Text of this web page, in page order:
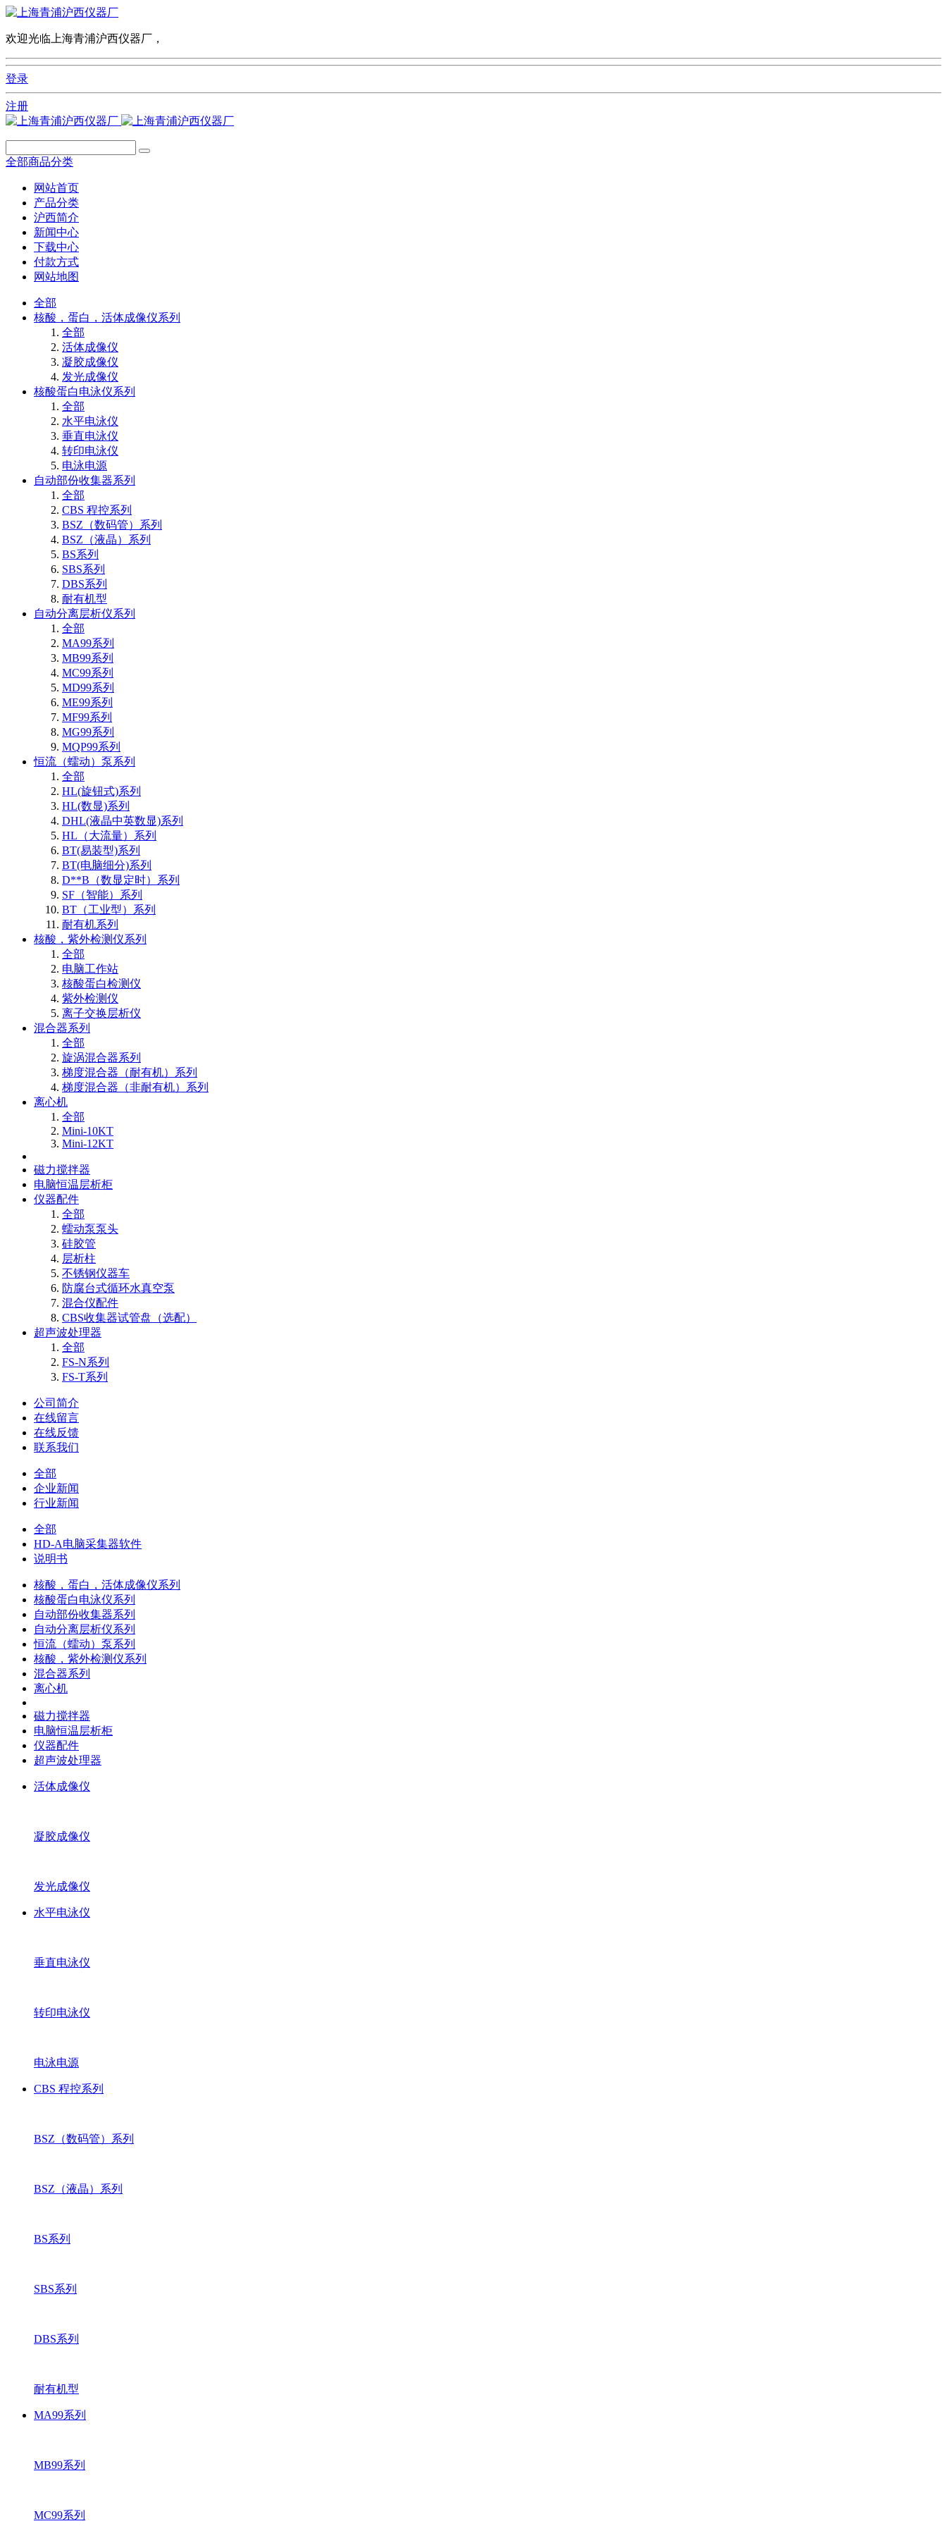
欢迎光临上海青浦沪西仪器厂，
登录
注册
全部商品分类
网站首页
产品分类
沪西简介
新闻中心
下载中心
付款方式
网站地图
全部
核酸，蛋白，活体成像仪系列
全部
活体成像仪
凝胶成像仪
发光成像仪
核酸蛋白电泳仪系列
全部
水平电泳仪
垂直电泳仪
转印电泳仪
电泳电源
自动部份收集器系列
全部
CBS 程控系列
BSZ（数码管）系列
BSZ（液晶）系列
BS系列
SBS系列
DBS系列
耐有机型
自动分离层析仪系列
全部
MA99系列
MB99系列
MC99系列
MD99系列
ME99系列
MF99系列
MG99系列
MQP99系列
恒流（蠕动）泵系列
全部
HL(旋钮式)系列
HL(数显)系列
DHL(液晶中英数显)系列
HL（大流量）系列
BT(易装型)系列
BT(电脑细分)系列
D**B（数显定时）系列
SF（智能）系列
BT（工业型）系列
耐有机系列
核酸，紫外检测仪系列
全部
电脑工作站
核酸蛋白检测仪
紫外检测仪
离子交换层析仪
混合器系列
全部
旋涡混合器系列
梯度混合器（耐有机）系列
梯度混合器（非耐有机）系列
离心机
全部
Mini-10KT
Mini-12KT
磁力搅拌器
电脑恒温层析柜
仪器配件
全部
蠕动泵泵头
硅胶管
层析柱
不锈钢仪器车
防腐台式循环水真空泵
混合仪配件
CBS收集器试管盘（选配）
超声波处理器
全部
FS-N系列
FS-T系列
公司简介
在线留言
在线反馈
联系我们
全部
企业新闻
行业新闻
全部
HD-A电脑采集器软件
说明书
核酸，蛋白，活体成像仪系列
核酸蛋白电泳仪系列
自动部份收集器系列
自动分离层析仪系列
恒流（蠕动）泵系列
核酸，紫外检测仪系列
混合器系列
离心机
磁力搅拌器
电脑恒温层析柜
仪器配件
超声波处理器
活体成像仪
凝胶成像仪
发光成像仪
水平电泳仪
垂直电泳仪
转印电泳仪
电泳电源
CBS 程控系列
BSZ（数码管）系列
BSZ（液晶）系列
BS系列
SBS系列
DBS系列
耐有机型
MA99系列
MB99系列
MC99系列